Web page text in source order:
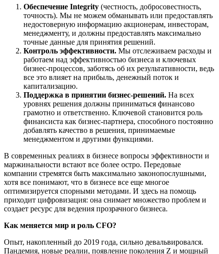
Обеспечение Integrity (честность, добросовестность,
точность). Мы не можем обманывать или предоставлять
недостоверную информацию акционерам, инвесторам,
менеджменту, и должны предоставлять максимально
точные данные для принятия решений.
Контроль эффективности. Мы отслеживаем расходы и
работаем над эффективностью бизнеса и ключевых
бизнес-процессов, заботясь об их результативности, ведь
все это влияет на прибыль, денежный поток и
капитализацию.
Поддержка в принятии бизнес-решений. На всех
уровнях решения должны приниматься финансово
грамотно и ответственно. Ключевой становится роль
финансиста как бизнес-партнера, способного постоянно
добавлять качество в решения, принимаемые
менеджментом и другими функциями.
В современных реалиях в бизнесе вопросы эффективности и
маржинальности встают все более остро. Передовые
компании стремятся быть максимально законопослушными,
хотя все понимают, что в бизнесе все еще многое
оптимизируется спорными методами. И здесь на помощь
приходит цифровизация: она снимает множество проблем и
создает ресурс для ведения прозрачного бизнеса.
Как меняется мир и роль CFO?
Опыт, накопленный до 2019 года, сильно девальвировался.
Пандемия, новые реалии, появление поколения Z и мощный